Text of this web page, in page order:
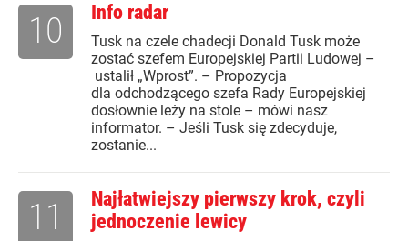
Info radar
Tusk na czele chadecji Donald Tusk może
zostać szefem Europejskiej Partii Ludowej –
ustalił „Wprost”. – Propozycja
dla odchodzącego szefa Rady Europejskiej
dosłownie leży na stole – mówi nasz
informator. – Jeśli Tusk się zdecyduje,
zostanie...
10
Najłatwiejszy pierwszy krok, czyli
jednoczenie lewicy
11